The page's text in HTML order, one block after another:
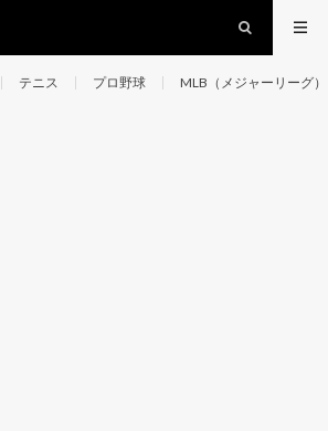
テニス プロ野球 MLB（メジャーリーグ）